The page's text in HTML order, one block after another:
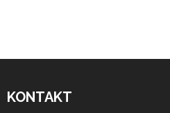
KONTAKT